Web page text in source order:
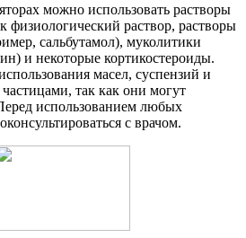
можно использовать растворы
физиологический раствор, растворы
сальбутамол), муколитики
и некоторые кортикостероиды.
масел, суспензий и
так как они могут
использованием любых
с врачом.